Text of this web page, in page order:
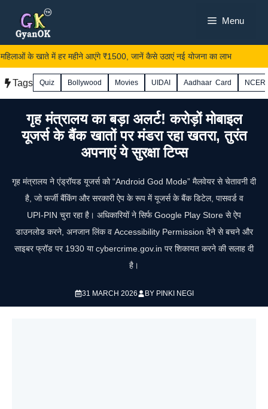
content
Menu
के खाते में हर महीने आएंगे ₹1500, जानें कैसे उठाएं नई योजना का लाभ
Tags Quiz Bollywood Movies UIDAI Aadhaar Card
गृह मंत्रालय का बड़ा अलर्ट! करोड़ों मोबाइल
यूजर्स के बैंक खातों पर मंडरा रहा खतरा, तुरंत
अपनाएं ये सुरक्षा टिप्स
गृह मंत्रालय ने एंड्रॉयड यूजर्स को “Android God Mode” मैलवेयर से चेतावनी दी
है, जो फर्जी बैंकिंग और सरकारी ऐप के रूप में यूजर्स के बैंक डिटेल, पासवर्ड व
UPI‑PIN चुरा रहा है। अधिकारियों ने सिर्फ Google Play Store से ऐप
डाउनलोड करने, अनजान लिंक व Accessibility Permission देने से बचने और
साइबर फ्रॉड पर 1930 या cybercrime.gov.in पर शिकायत करने की सलाह दी
है।
31 MARCH 2026 BY PINKI NEGI